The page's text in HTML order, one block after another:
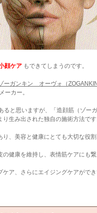
顔ケア もできてしまうのです。
ゾーガンキン オーヴォ（
ーカー。
ると思いますが、「造顔筋（ゾー
生み出された独自の施術方法です
、美容と健康にとても大切な役
健康を維持し、表情筋ケアにも繋
ア、さらにエイジングケアができ